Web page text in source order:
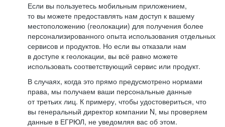
Если вы пользуетесь мобильным приложением,
то вы можете предоставлять нам доступ к вашему
местоположению (геолокации) для получения более
персонализированного опыта использования отдельных
сервисов и продуктов. Но если вы отказали нам
в доступе к геолокации, вы всё равно можете
использовать соответствующий сервис или продукт.
В случаях, когда это прямо предусмотрено нормами
права, мы получаем ваши персональные данные
от третьих лиц. К примеру, чтобы удостовериться, что
вы генеральный директор компании N, мы проверяем
данные в ЕГРЮЛ, не уведомляя вас об этом.